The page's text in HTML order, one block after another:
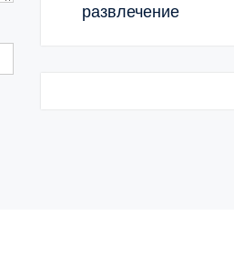
развлечение